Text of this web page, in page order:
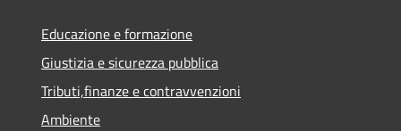
Educazione e formazione
Giustizia e sicurezza pubblica
Tributi,finanze e contravvenzioni
Ambiente